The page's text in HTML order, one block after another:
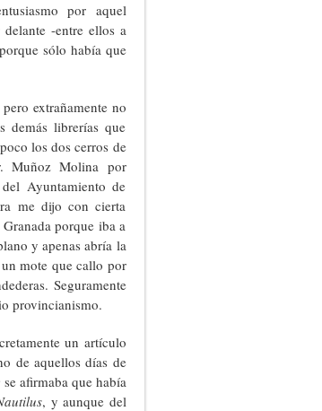
por aquel
-entre ellos a
sólo había que
extrañamente no
demás librerías que
los dos cerros de
Muñoz Molina por
Ayuntamiento de
me dijo con cierta
porque iba a
y apenas abría la
mote que callo por
Seguramente
provincianismo.
un artículo
de aquellos días de
se afirmaba que había
, y aunque del